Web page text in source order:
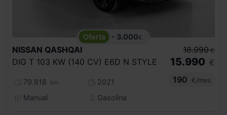
- 3.000€
NISSAN QASHQAI
DIG T 103 KW (140 CV) E6D N STYLE
79.818 km
2021
Manual
Gasolina
18.990 €
15.990 €
190
€/mes